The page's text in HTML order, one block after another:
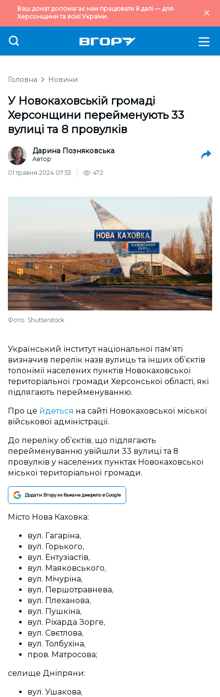
Ваш донат допомагає нам працювати й далі — для
Херсонщини та всієї України.
Головна Новини
У Новокаховській громаді
Херсонщини перейменують 33
вулиці та 8 провулків
Дарина Позняковська
Автор
01 травня 2024 07:53
472
Фото: Shutterstock
Український інститут національної памʼяті
визначив перелік назв вулиць та інших об’єктів
топонімії населених пунктів Новокаховської
територіальної громади Херсонської області, які
підлягають перейменуванню.
Про це йдеться на сайті Новокаховської міської
військової адміністрації.
До переліку об’єктів, що підлягають
перейменуванню увійшли 33 вулиці та 8
провулків у населених пунктах Новокаховської
міської територіальної громади.
Додати Вгору як бажане джерело в Google
Місто Нова Каховка:
вул. Гагаріна,
вул. Горького,
вул. Ентузіастів,
вул. Маяковського,
вул. Мічуріна,
вул. Першотравнева,
вул. Плеханова,
вул. Пушкіна,
вул. Ріхарда Зорге,
вул. Свєтлова,
вул. Толбухіна,
пров. Матросова;
селище Дніпряни:
вул. Ушакова,